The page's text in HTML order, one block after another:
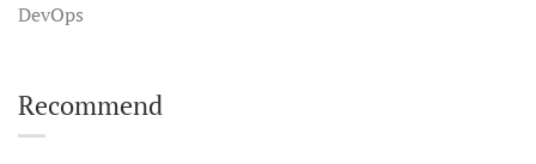
DevOps
Recommend